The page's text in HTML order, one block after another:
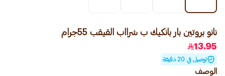
نانو بروتين بار بانكيك ب شرااب القيقب 55جرام
13.95
توصيل في 20 دقيقة
الوصف